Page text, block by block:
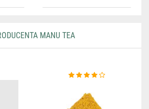
MANU TEA